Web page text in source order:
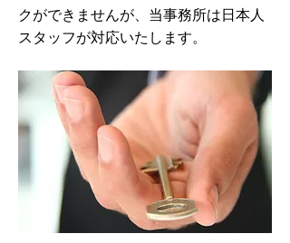
クができませんが、当事務所は日本人
スタッフが対応いたします。